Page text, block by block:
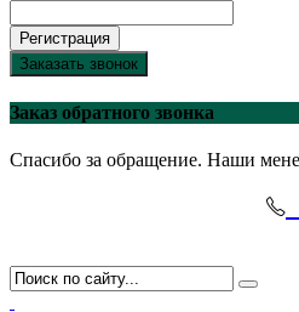
Регистрация
Заказать звонок
Заказ обратного звонка
Спасибо за обращение. Наши